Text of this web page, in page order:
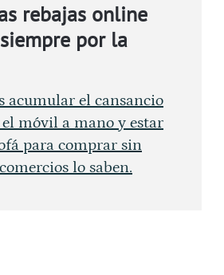
rebajas online
por la
acumular el cansancio
móvil a mano y estar
para comprar sin
lo saben.